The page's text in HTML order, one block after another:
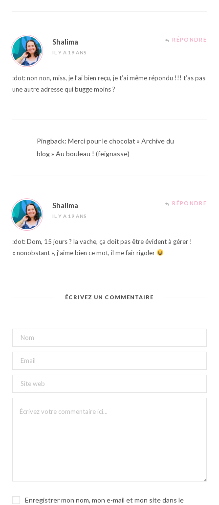
Shalima
IL Y A 19 ANS
RÉPONDRE
:dot: non non, miss, je l’ai bien reçu, je t’ai même répondu !!! t’as pas
une autre adresse qui bugge moins ?
Pingback: Merci pour le chocolat » Archive du
blog » Au bouleau ! (feignasse)
Shalima
IL Y A 19 ANS
RÉPONDRE
:dot: Dom, 15 jours ? la vache, ça doit pas être évident à gérer !
« nonobstant », j’aime bien ce mot, il me fair rigoler
ÉCRIVEZ UN COMMENTAIRE
Enregistrer mon nom, mon e-mail et mon site dans le